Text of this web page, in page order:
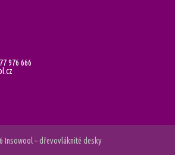
976 666
Insowool – dřevovláknité desky